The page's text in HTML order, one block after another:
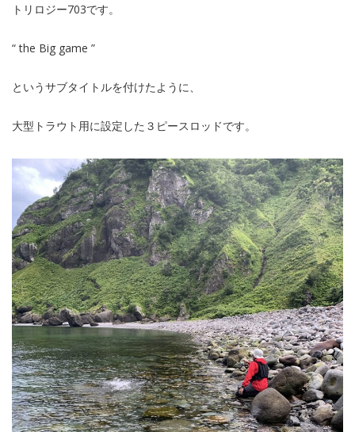
トリロジー703です。
“ the Big game ”
というサブタイトルを付けたように、
大型トラウト用に設定した３ピースロッドです。